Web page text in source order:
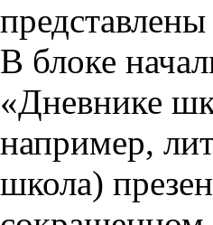
В блоке
«Дневнике
например,
школа)